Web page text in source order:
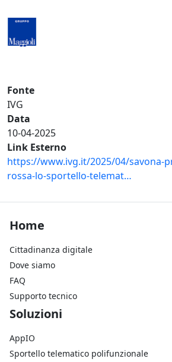
Fonte
IVG
Data
10-04-2025
Link Esterno
https://www.ivg.it/2025/04/savona-
rossa-lo-sportello-telemat…
Footer Home
Home
Cittadinanza digitale
Dove siamo
FAQ
Supporto tecnico
Footer Soluzioni
Soluzioni
AppIO
Sportello telematico polifunzionale